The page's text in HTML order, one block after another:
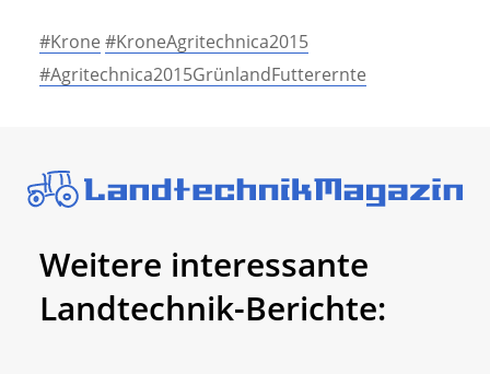
#Krone #KroneAgritechnica2015
#Agritechnica2015GrünlandFutterernte
Weitere interessante
Landtechnik-Berichte: